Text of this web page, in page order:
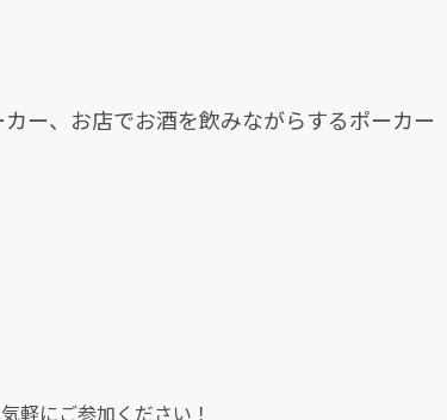
ー、お店でお酒を飲みながらするポーカー
軽にご参加ください！